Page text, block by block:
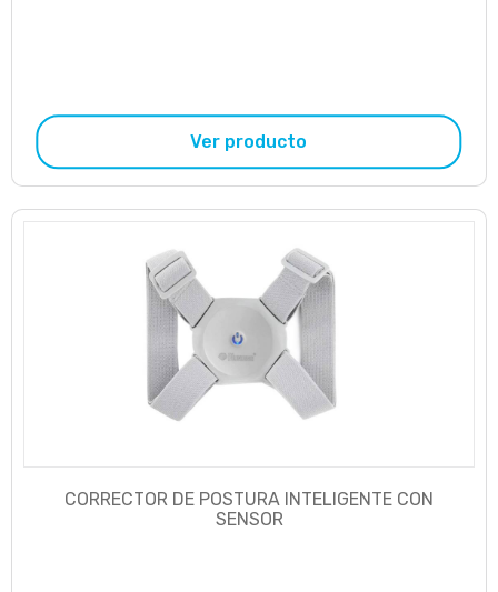
Ver producto
CORRECTOR DE POSTURA INTELIGENTE CON
SENSOR